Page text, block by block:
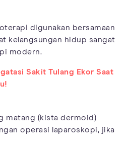
digunakan bersamaan
kelangsungan hidup sangat
modern.
Sakit Tulang Ekor Saat
matang (kista dermoid)
operasi laparoskopi, jika